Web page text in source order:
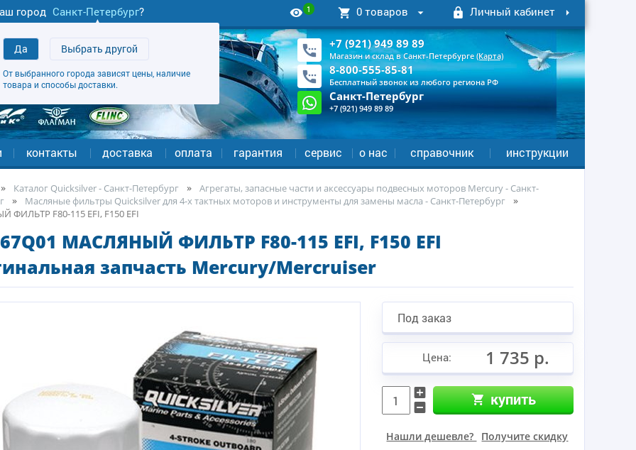
город Санкт-Петербург?
Да Выбрать другой
От выбранного города зависят цены, наличие
товара и способы доставки.
1 0 товаров Личный кабинет
+7 (921) 949 89 89
Магазин и склад в Санкт-Петербурге (Карта)
8-800-555-85-81
Бесплатный звонок из любого региона РФ
Санкт-Петербург
+7 (921) 949 89 89
контакты доставка оплата гарантия сервис о нас справочник инструкции
Каталог Quicksilver - Санкт-Петербург
Агрегаты, запасные части и аксессуары подвесных моторов Mercury - Санкт-
Масляные фильтры Quicksilver для 4-х тактных моторов и инструменты для замены масла - Санкт-Петербург
ФИЛЬТР F80-115 EFI, F150 EFI
МАСЛЯНЫЙ ФИЛЬТР F80-115 EFI, F150 EFI
запчасть Mercury/Mercruiser
Под заказ
Цена: 1 735 р.
купить
Нашли дешевле? Получите скидку